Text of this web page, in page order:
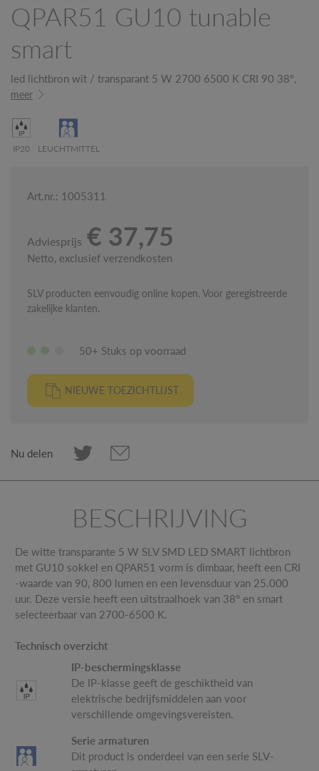
QPAR51 GU10 tunable
smart
led lichtbron wit / transparant 5 W 2700 6500 K CRI 90 38°,
meer
IP20 LEUCHTMITTEL
Art.nr.: 1005311
Adviesprijs € 37,75
Netto, exclusief verzendkosten
SLV producten eenvoudig online kopen. Voor geregistreerde
zakelijke klanten.
50+ Stuks op voorraad
NIEUWE TOEZICHTLIJST
Nu delen
BESCHRIJVING
De witte transparante 5 W SLV SMD LED SMART lichtbron
met GU10 sokkel en QPAR51 vorm is dimbaar, heeft een CRI
-waarde van 90, 800 lumen en een levensduur van 25.000
uur. Deze versie heeft een uitstraalhoek van 38° en smart
selecteerbaar van 2700-6500 K.
Technisch overzicht
IP-beschermingsklasse
De IP-klasse geeft de geschiktheid van
elektrische bedrijfsmiddelen aan voor
verschillende omgevingsvereisten.
Serie armaturen
Dit product is onderdeel van een serie SLV-